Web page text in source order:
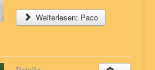
Weiterlesen: Paco